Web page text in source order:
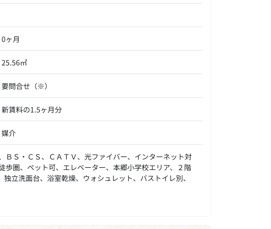
0ヶ月
25.56㎡
要問合せ（※）
新賃料の1.5ヶ月分
媒介
Ｓ・ＣＳ、ＣＡＴＶ、光ファイバー、インターネット対
圏、ペット可、エレベーター、本郷小学校エリア、２階
立洗面台、浴室乾燥、ウォシュレット、バストイレ別、